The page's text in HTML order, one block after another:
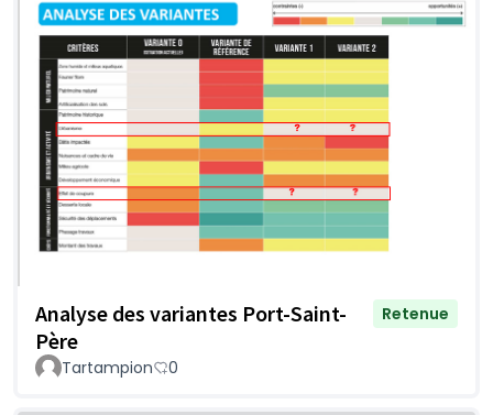
Analyse des variantes Port-Saint-
Père
Retenue
Tartampion 0